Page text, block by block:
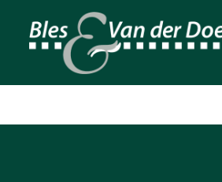
Zakelijke